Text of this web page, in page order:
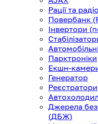
Рації та
Повербанк
Інвертори
Парктроніки
Екшн-
Генератор
Реєстратори
Джерела
(ДБЖ)